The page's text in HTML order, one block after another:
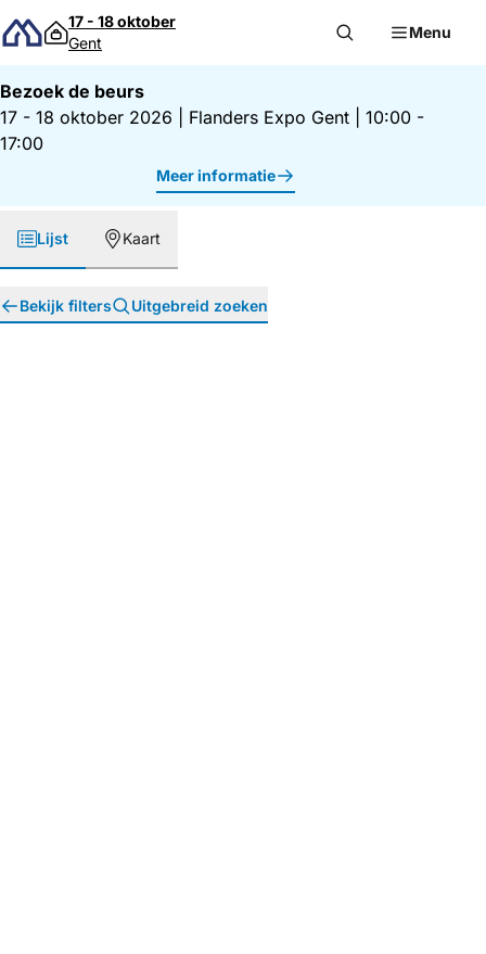
Direct naar inhoud
17 - 18 oktober
Gent
Menu
Bezoek de beurs
17 - 18 oktober 2026
Flanders Expo Gent
10:00 -
17:00
Meer informatie
Lijst Kaart
Bekijk filters Uitgebreid zoeken